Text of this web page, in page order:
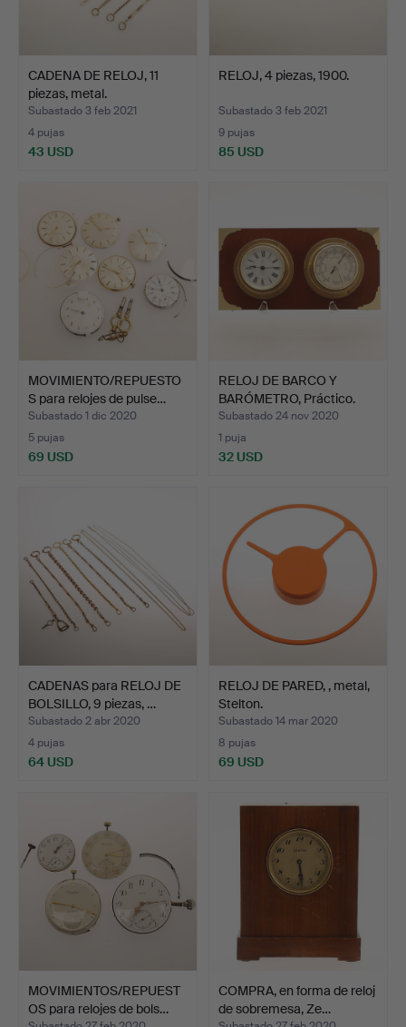
CADENA DE RELOJ, 11
piezas, metal.
Subastado 3 feb 2021
4 pujas
43 USD
RELOJ, 4 piezas, 1900.
Subastado 3 feb 2021
9 pujas
85 USD
MOVIMIENTO/REPUESTO
S para relojes de pulse…
Subastado 1 dic 2020
5 pujas
69 USD
RELOJ DE BARCO Y
BARÓMETRO, Práctico.
Subastado 24 nov 2020
1 puja
32 USD
CADENAS para RELOJ DE
BOLSILLO, 9 piezas, …
Subastado 2 abr 2020
4 pujas
64 USD
RELOJ DE PARED, , metal,
Stelton.
Subastado 14 mar 2020
8 pujas
69 USD
MOVIMIENTOS/REPUEST
OS para relojes de bols…
COMPRA, en forma de reloj
de sobremesa, Ze…